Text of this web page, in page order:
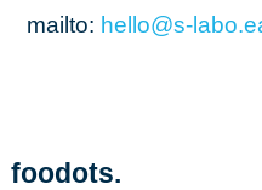
mailto: hello@s-labo
foodots.